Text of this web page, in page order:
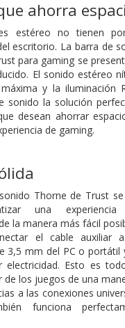
ahorra
estéreo no tienen
escritorio. La barra de
para gaming se
El sonido estéreo
y la iluminación
sonido la solución
desean ahorrar
de gaming.
Thorne de Trust
una
la manera más fácil
el cable auxiliar
3,5 mm del PC o portátil
electricidad. Esto es
de los juegos de una
a las conexiones
funciona